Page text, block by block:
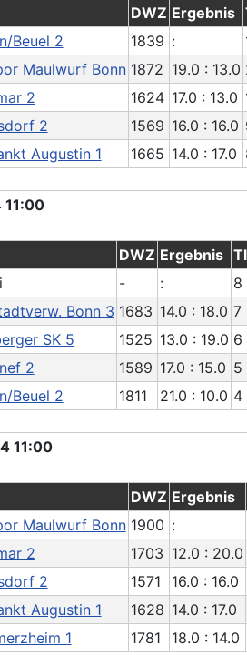
DWZ Ergebnis
Beuel 2 1839 :
Maulwurf Bonn 1872 19.0 : 13.0
2 1624 17.0 : 13.0
2 1569 16.0 : 16.0
Augustin 1 1665 14.0 : 17.0
11:00
DWZ Ergebnis
- : 8
Bonn 3 1683 14.0 : 18.0 7
SK 5 1525 13.0 : 19.0 6
2 1589 17.0 : 15.0 5
Beuel 2 1811 21.0 : 10.0 4
11:00
DWZ Ergebnis
Maulwurf Bonn 1900 :
2 1703 12.0 : 20.0
2 1571 16.0 : 16.0
Augustin 1 1628 14.0 : 17.0
1 1781 18.0 : 14.0